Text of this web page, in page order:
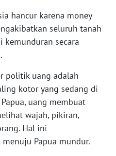
hancur karena money
seluruh tanah
kemunduran secara
politik uang adalah
kotor yang sedang di
uang membuat
wajah, pikiran,
Hal ini
Papua mundur.